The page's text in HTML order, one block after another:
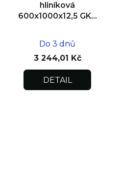
hliníková
600x1000x12,5 GKB
Do 3 dnů
3 244,01 Kč
DETAIL